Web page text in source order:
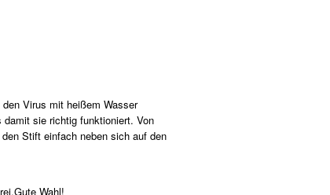
Virus mit heißem Wasser
sie richtig funktioniert. Von
Stift einfach neben sich auf den
Wahl!